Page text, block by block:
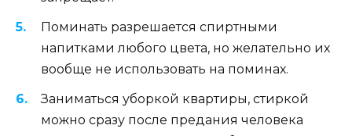
Поминать разрешается спиртными
напитками любого цвета, но желательно их
вообще не использовать на поминах.
Заниматься уборкой квартиры, стиркой
можно сразу после предания человека